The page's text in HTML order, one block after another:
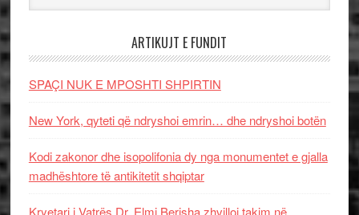
ARTIKUJT E FUNDIT
SPAÇI NUK E MPOSHTI SHPIRTIN
New York, qyteti që ndryshoi emrin… dhe ndryshoi botën
Kodi zakonor dhe isopolifonia dy nga monumentet e gjalla
madhështore të antikitetit shqiptar
Kryetari i Vatrës Dr. Elmi Berisha zhvilloi takim në